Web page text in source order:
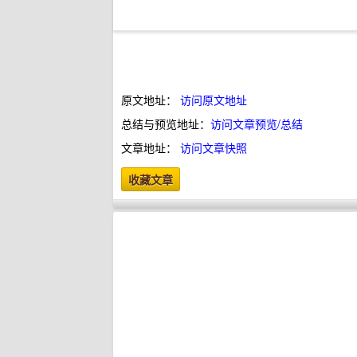
原文地址： 访问原文地址
总结与预览地址： 访问文章预览/总结
文章地址： 访问文章快照